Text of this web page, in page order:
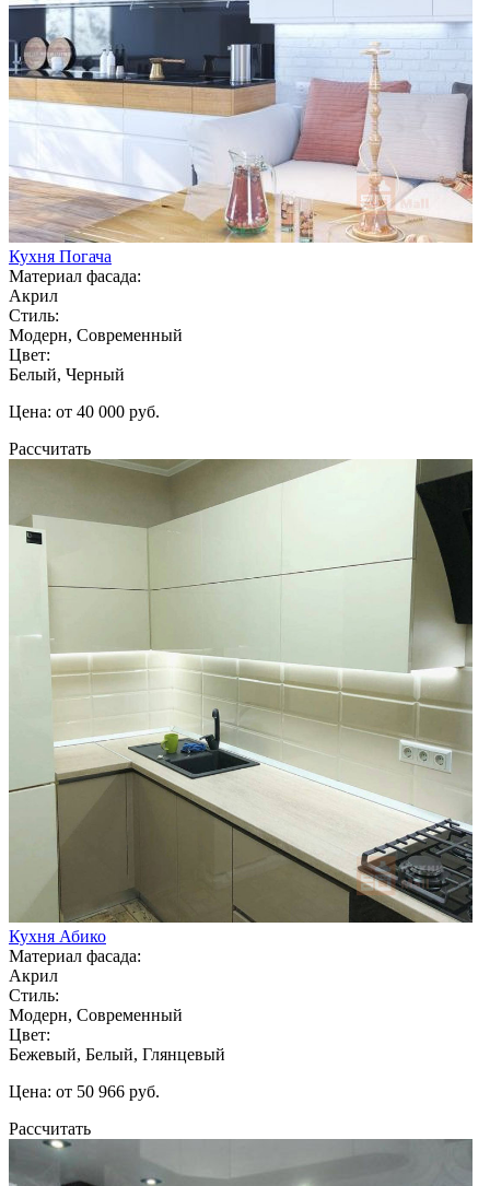
Кухня Погача
Материал фасада:
Акрил
Стиль:
Модерн, Современный
Цвет:
Белый, Черный
Цена: от 40 000 руб.
Рассчитать
Кухня Абико
Материал фасада:
Акрил
Стиль:
Модерн, Современный
Цвет:
Бежевый, Белый, Глянцевый
Цена: от 50 966 руб.
Рассчитать